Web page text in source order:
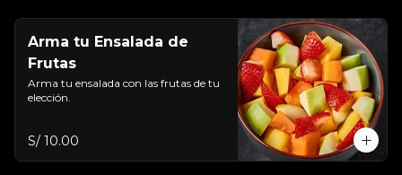
Arma tu Ensalada de
Frutas
Arma tu ensalada con las frutas de tu
elección.
S/ 10.00